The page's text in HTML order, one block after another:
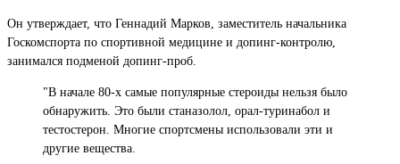
Он утверждает, что Геннадий Марков, заместитель начальника
Госкомспорта по спортивной медицине и допинг-контролю,
занимался подменой допинг-проб.
"В начале 80-х самые популярные стероиды нельзя было
обнаружить. Это были станазолол, орал-туринабол и
тестостерон. Многие спортсмены использовали эти и
другие вещества.